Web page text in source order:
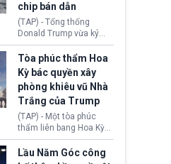
chip bán dẫn
(TAP) - Tổng thống
Donald Trump vừa ký
sắc lệnh áp thuế bổ
sung 15% cùng cơ chế
giá sàn nhập khẩu
nghiêm ngặt đối với
polysilicon và các sản
phẩm hạ nguồn. Quyết
định này nhằm khôi
phục chuỗi cung ứng
công nghệ, năng lượng
mặt trời nội địa trước sự
thống trị của Trung
Tòa phúc thẩm Hoa
Kỳ bác quyền xây
phòng khiêu vũ Nhà
Trắng của Trump
(TAP) - Một tòa phúc
thẩm liên bang Hoa Kỳ
vừa phán quyết, chính
quyền Tổng thống
Donald Trump không có
Lầu Năm Góc công